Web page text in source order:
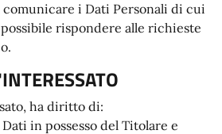
comunicare i Dati Personali di cui
rispondere alle richieste
ha diritto di:
in possesso del Titolare e